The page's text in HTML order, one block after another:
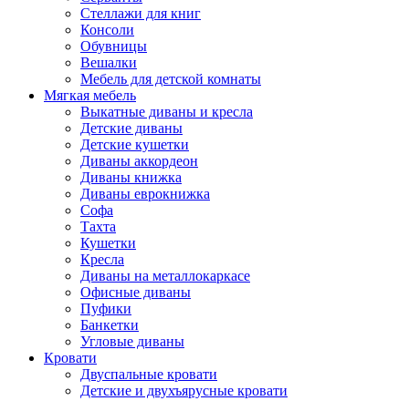
Стеллажи для книг
Консоли
Обувницы
Вешалки
Мебель для детской комнаты
Мягкая мебель
Выкатные диваны и кресла
Детские диваны
Детские кушетки
Диваны аккордеон
Диваны книжка
Диваны еврокнижка
Софа
Тахта
Кушетки
Кресла
Диваны на металлокаркасе
Офисные диваны
Пуфики
Банкетки
Угловые диваны
Кровати
Двуспальные кровати
Детские и двухъярусные кровати